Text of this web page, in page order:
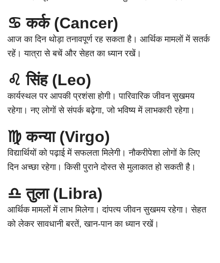
♋ कर्क (Cancer)
आज का दिन थोड़ा तनावपूर्ण रह सकता है। आर्थिक मामलों में सतर्क
रहें। यात्रा से बचें और सेहत का ध्यान रखें।
♌ सिंह (Leo)
कार्यस्थल पर आपकी प्रशंसा होगी। पारिवारिक जीवन सुखमय
रहेगा। नए लोगों से संपर्क बढ़ेगा, जो भविष्य में लाभकारी रहेगा।
♍ कन्या (Virgo)
विद्यार्थियों को पढ़ाई में सफलता मिलेगी। नौकरीपेशा लोगों के लिए
दिन अच्छा रहेगा। किसी पुराने दोस्त से मुलाकात हो सकती है।
♎ तुला (Libra)
आर्थिक मामलों में लाभ मिलेगा। दांपत्य जीवन सुखमय रहेगा। सेहत
को लेकर सावधानी बरतें, खान-पान का ध्यान रखें।